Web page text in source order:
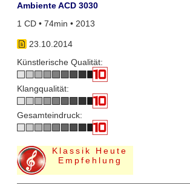
Ambiente ACD 3030
1 CD • 74min • 2013
23.10.2014
Künstlerische Qualität:
Klangqualität:
Gesamteindruck:
Klassik Heute
Empfehlung